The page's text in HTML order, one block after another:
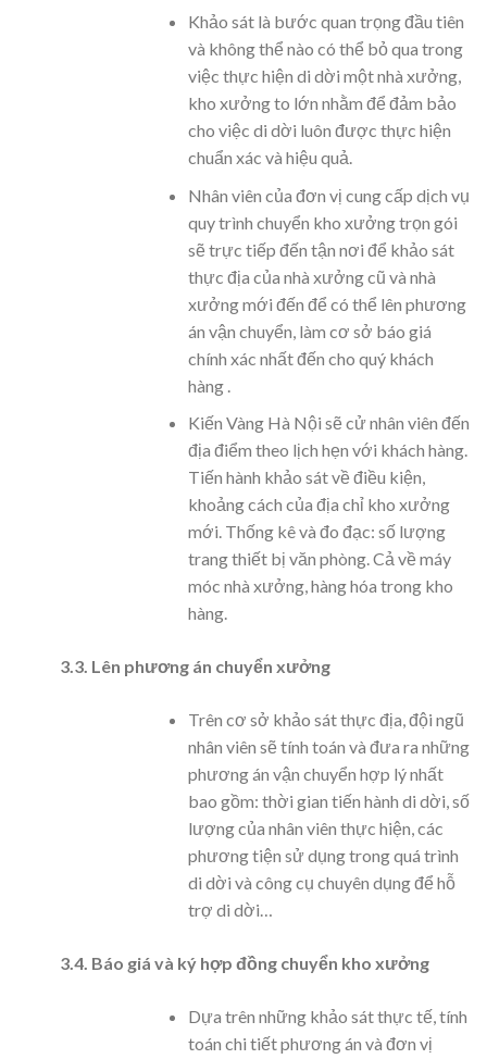
Khảo sát là bước quan trọng đầu tiên
và không thể nào có thể bỏ qua trong
việc thực hiện di dời một nhà xưởng,
kho xưởng to lớn nhằm để đảm bảo
cho việc di dời luôn được thực hiện
chuẩn xác và hiệu quả.
Nhân viên của đơn vị cung cấp dịch vụ
quy trình chuyển kho xưởng trọn gói
sẽ trực tiếp đến tận nơi để khảo sát
thực địa của nhà xưởng cũ và nhà
xưởng mới đến để có thể lên phương
án vận chuyển, làm cơ sở báo giá
chính xác nhất đến cho quý khách
hàng .
Kiến Vàng Hà Nội sẽ cử nhân viên đến
địa điểm theo lịch hẹn với khách hàng.
Tiến hành khảo sát về điều kiện,
khoảng cách của địa chỉ kho xưởng
mới. Thống kê và đo đạc: số lượng
trang thiết bị văn phòng. Cả về máy
móc nhà xưởng, hàng hóa trong kho
hàng.
3.3. Lên phương án chuyển xưởng
Trên cơ sở khảo sát thực địa, đội ngũ
nhân viên sẽ tính toán và đưa ra những
phương án vận chuyển hợp lý nhất
bao gồm: thời gian tiến hành di dời, số
lượng của nhân viên thực hiện, các
phương tiện sử dụng trong quá trình
di dời và công cụ chuyên dụng để hỗ
trợ di dời…
3.4. Báo giá và ký hợp đồng chuyển kho xưởng
Dựa trên những khảo sát thực tế, tính
toán chi tiết phương án và đơn vị